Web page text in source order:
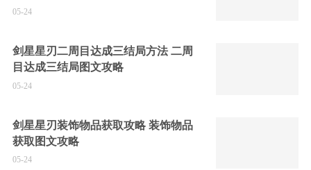
05-24
剑星星刃二周目达成三结局方法 二周
目达成三结局图文攻略
05-24
剑星星刃装饰物品获取攻略 装饰物品
获取图文攻略
05-24